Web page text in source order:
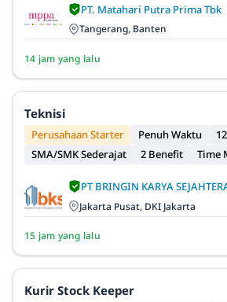
PT. Matahari Putra Prima Tbk
Tangerang, Banten
14 jam yang lalu
Teknisi
Perusahaan Starter Penuh Waktu
SMA/SMK Sederajat
2 Benefit Time
PT BRINGIN KARYA
Jakarta Pusat, DKI Jakarta
15 jam yang lalu
Kurir Stock Keeper